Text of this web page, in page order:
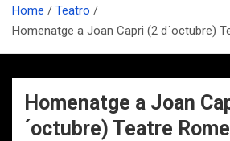
Home
Teatro
Homenatge a Joan Capri (2 d´octubre)
Homenatge a Joan
´octubre) Teatre